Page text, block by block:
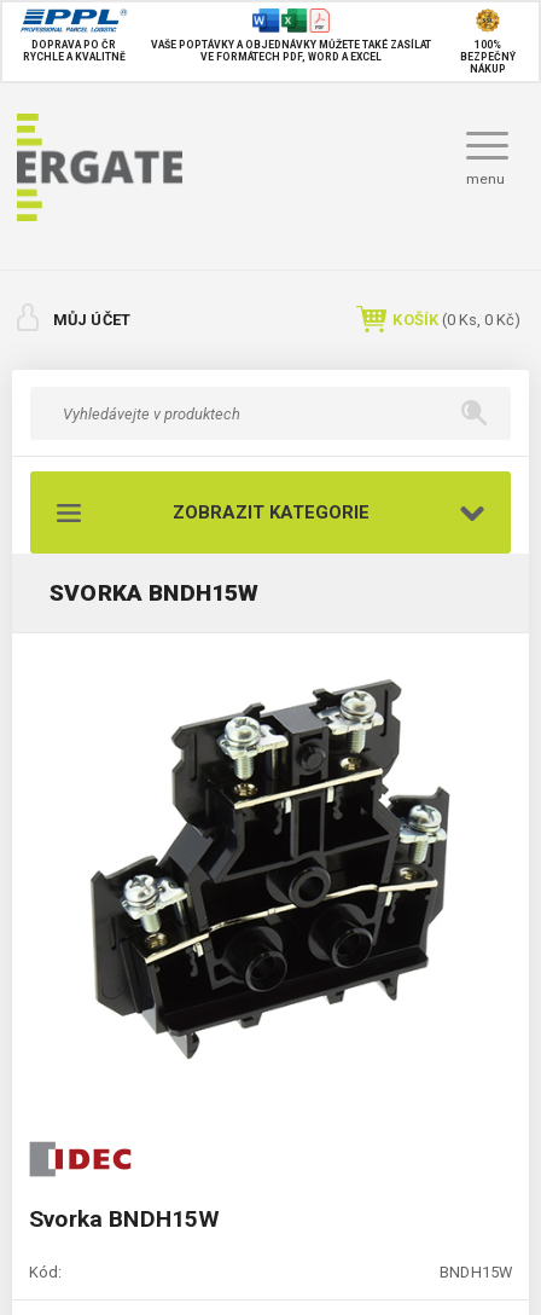
DOPRAVA PO ČR
RYCHLE A KVALITNĚ
VAŠE POPTÁVKY A OBJEDNÁVKY MŮŽETE TAKÉ ZASÍLAT
VE FORMÁTECH PDF, WORD A EXCEL
100%
BEZPEČNÝ
NÁKUP
menu
MŮJ ÚČET KOŠÍK (0 Ks, 0 Kč)
ZOBRAZIT KATEGORIE
SVORKA BNDH15W
Svorka BNDH15W
Kód: BNDH15W